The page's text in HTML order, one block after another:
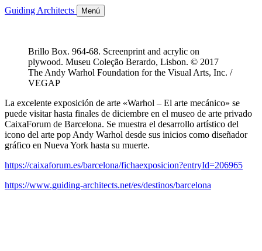
Guiding Architects Menú
Brillo Box. 964-68. Screenprint and acrylic on
plywood. Museu Coleção Berardo, Lisbon. © 2017
The Andy Warhol Foundation for the Visual Arts, Inc. /
VEGAP
La excelente exposición de arte «Warhol – El arte mecánico» se
puede visitar hasta finales de diciembre en el museo de arte privado
CaixaForum de Barcelona. Se muestra el desarrollo artístico del
icono del arte pop Andy Warhol desde sus inicios como diseñador
gráfico en Nueva York hasta su muerte.
https://caixaforum.es/barcelona/fichaexposicion?entryId=206965
https://www.guiding-architects.net/es/destinos/barcelona